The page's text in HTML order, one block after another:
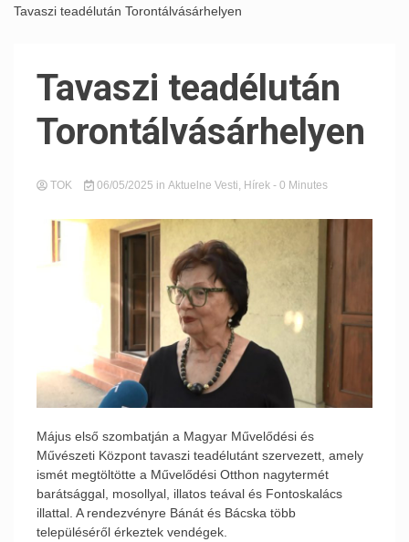
Tavaszi teadélután Torontálvásárhelyen
Tavaszi teadélután
Torontálvásárhelyen
TOK 06/05/2025 in Aktuelne Vesti, Hírek - 0 Minutes
Május első szombatján a Magyar Művelődési és
Művészeti Központ tavaszi teadélutánt szervezett, amely
ismét megtöltötte a Művelődési Otthon nagytermét
barátsággal, mosollyal, illatos teával és Fontoskalács
illattal. A rendezvényre Bánát és Bácska több
településéről érkeztek vendégek.